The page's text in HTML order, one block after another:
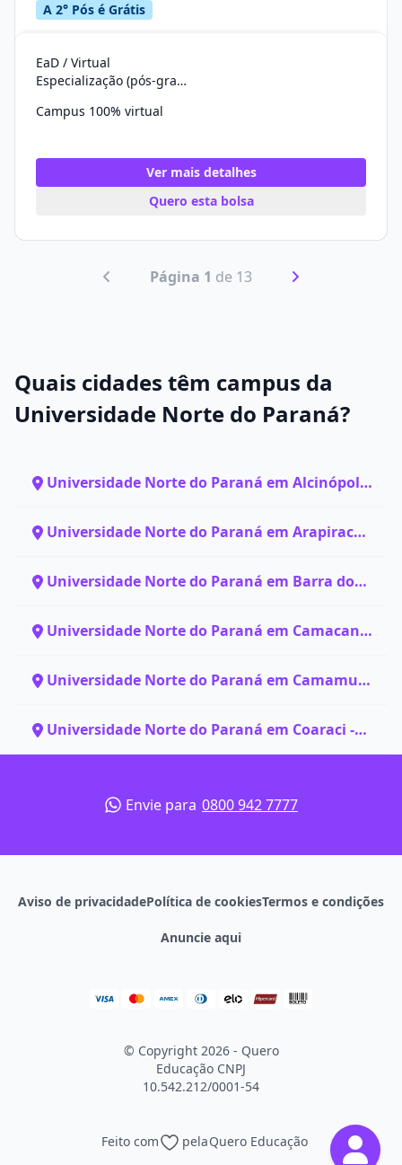
Continuar
A 2° Pós é Grátis
EaD / Virtual
Especialização (pós-graduação)
Campus 100% virtual
Ver mais detalhes
Quero esta bolsa
Página 1 de 13
Quais cidades têm campus da
Universidade Norte do Paraná?
Universidade Norte do Paraná em Alcinópolis
Universidade Norte do Paraná em Arapiraca -
Universidade Norte do Paraná em Barra do
Universidade Norte do Paraná em Camacan -
Universidade Norte do Paraná em Camamu -
Universidade Norte do Paraná em Coaraci -
BA
Envie para 0800 942 7777
Aviso de privacidadePolítica de cookiesTermos e condições
Anuncie aqui
© Copyright 2026 - Quero
Educação CNPJ
10.542.212/0001-54
Feito com pelaQuero Educação